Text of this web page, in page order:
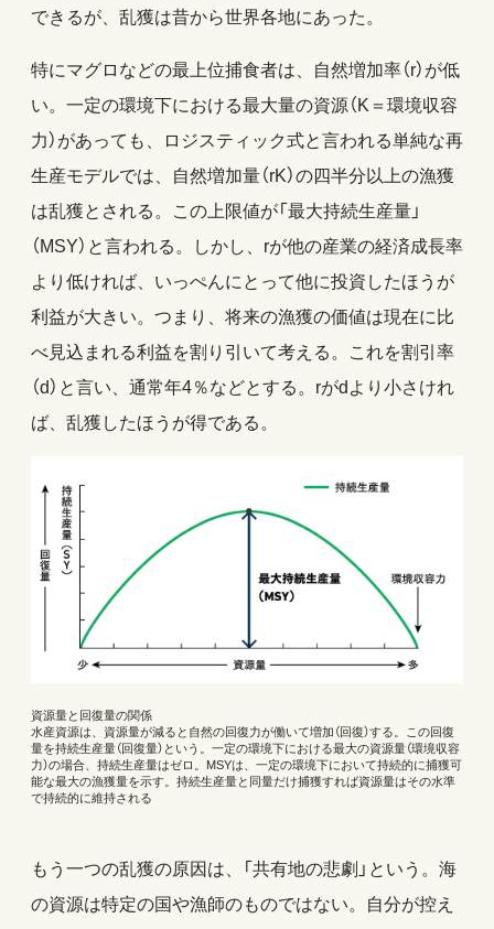
できるが、乱獲は昔から世界各地にあった。
特にマグロなどの最上位捕食者は、自然増加率（r）が低
い。一定の環境下における最大量の資源（K＝環境収容
力）があっても、ロジスティック式と言われる単純な再
生産モデルでは、自然増加量（rK）の四半分以上の漁獲
は乱獲とされる。この上限値が「最大持続生産量」
（MSY）と言われる。しかし、rが他の産業の経済成長率
より低ければ、いっぺんにとって他に投資したほうが
利益が大きい。つまり、将来の漁獲の価値は現在に比
べ見込まれる利益を割り引いて考える。これを割引率
（d）と言い、通常年4％などとする。rがdより小さけれ
ば、乱獲したほうが得である。
資源量と回復量の関係
水産資源は、資源量が減ると自然の回復力が働いて増加（回復）する。この回復
量を持続生産量（回復量）という。一定の環境下における最大の資源量（環境収容
力）の場合、持続生産量はゼロ。MSYは、一定の環境下において持続的に捕獲可
能な最大の漁獲量を示す。持続生産量と同量だけ捕獲すれば資源量はその水準
で持続的に維持される
もう一つの乱獲の原因は、「共有地の悲劇」という。海
の資源は特定の国や漁師のものではない。自分が控え